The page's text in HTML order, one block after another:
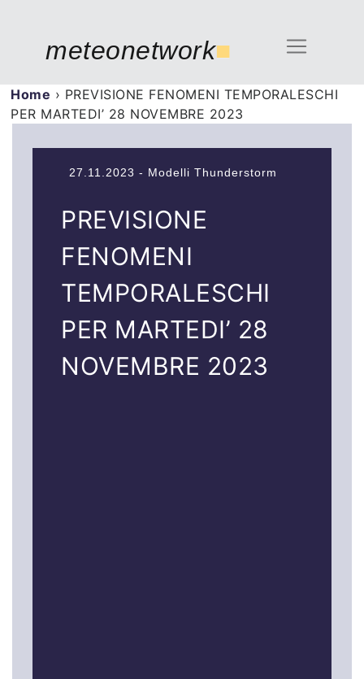
meteonetwork■
Home › PREVISIONE FENOMENI TEMPORALESCHI
PER MARTEDI’ 28 NOVEMBRE 2023
27.11.2023 - Modelli Thunderstorm
PREVISIONE
FENOMENI
TEMPORALESCHI
PER MARTEDI’ 28
NOVEMBRE 2023